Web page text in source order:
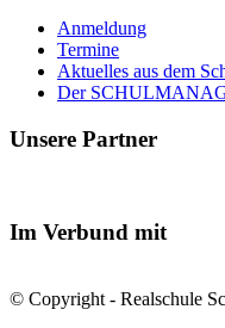
Anmeldung
Termine
Aktuelles aus dem
Der
Unsere Partner
Im Verbund mit
© Copyright - Realschule